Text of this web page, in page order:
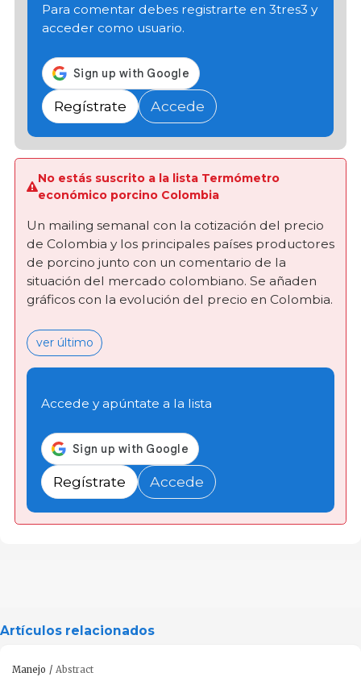
Para comentar debes registrarte en 3tres3 y
acceder como usuario.
Regístrate Accede
No estás suscrito a la lista Termómetro
económico porcino Colombia
Un mailing semanal con la cotización del precio
de Colombia y los principales países productores
de porcino junto con un comentario de la
situación del mercado colombiano. Se añaden
gráficos con la evolución del precio en Colombia.
ver último
Accede y apúntate a la lista
Regístrate Accede
Artículos relacionados
Manejo Abstract